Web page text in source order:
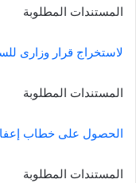
المستندات المطلوبة
لاستخراج قرار وزارى
المستندات المطلوبة
الحصول على خطاب
المستندات المطلوبة